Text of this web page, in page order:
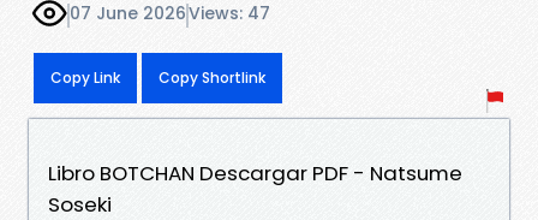
07 June 2026Views: 47
Copy Link Copy Shortlink
Libro BOTCHAN Descargar PDF - Natsume
Soseki